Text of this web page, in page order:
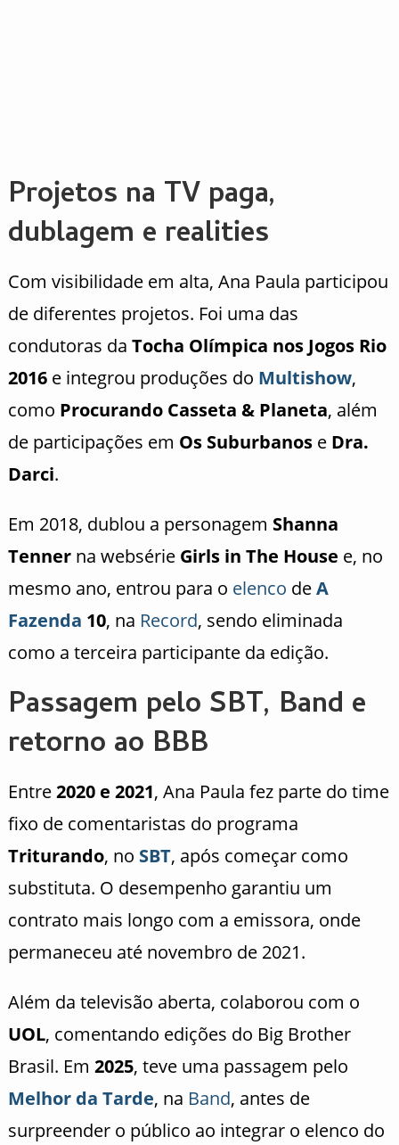
Projetos na TV paga,
dublagem e realities
Com visibilidade em alta, Ana Paula participou
de diferentes projetos. Foi uma das
condutoras da Tocha Olímpica nos Jogos Rio
2016e integrou produções do Multishow,
como Procurando Casseta & Planeta, além
de participações em Os Suburbanose Dra.
Darci.
Em 2018, dublou a personagem Shanna
Tennerna websérie Girls in The House e, no
mesmo ano, entrou para o elenco deA
Fazenda 10, na Record, sendo eliminada
como a terceira participante da edição.
Passagem pelo SBT, Band e
retorno ao BBB
Entre2020 e 2021, Ana Paula fez parte do time
fixo de comentaristas do programa
Triturando, no SBT, após começar como
substituta. O desempenho garantiu um
contrato mais longo com a emissora, onde
permaneceu até novembro de 2021.
Além da televisão aberta, colaborou com o
UOL, comentando edições do Big Brother
Brasil. Em 2025, teve uma passagem pelo
Melhor da Tarde, na Band, antes de
surpreender o público ao integrar o elenco do